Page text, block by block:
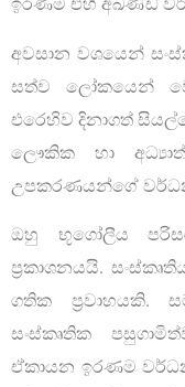
අවසාන වශයෙන්
සත්ව ලෝකයෙන්
එරෙහිව දිනාගත්
ලෞකික හා
උපකරණයන්ගේ
ඔහු භූගෝලීය
ප්‍රකාශනයයි.
ගතික ප්‍රවාහයකි.
සංස්කෘතික
ඒකායන ඉරණම